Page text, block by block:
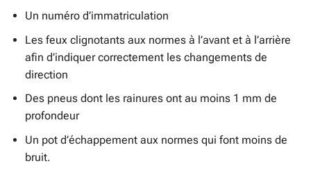
Un numéro d’immatriculation
Les feux clignotants aux normes à l’avant et à l’arrière
afin d’indiquer correctement les changements de
direction
Des pneus dont les rainures ont au moins 1 mm de
profondeur
Un pot d’échappement aux normes qui font moins de
bruit.